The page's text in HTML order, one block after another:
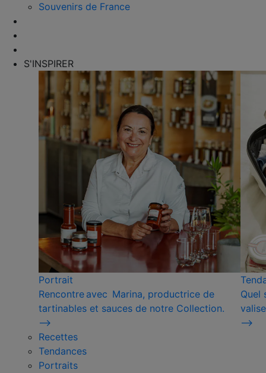
Souvenirs de France
S'INSPIRER
Portrait
Rencontre avec Marina, productrice de
tartinables et sauces de notre Collection.
⟶
Quel
⟶
Recettes
Tendances
Portraits